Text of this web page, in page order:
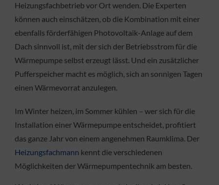
Heizungsfachbetrieb vor Ort wenden. Die Experten
können auch einschätzen, ob die Kombination mit einer
ebenfalls förderfähigen Photovoltaik-Anlage auf dem
Dach sinnvoll ist, mit der sich der Betriebsstrom für die
Wärmepumpe selbst erzeugt lässt. Und ein zusätzlicher
Pufferspeicher macht es möglich, sich an sonnigen Tagen
einen Wärmevorrat anzulegen.
Im Winter heizen, im Sommer kühlen – wer sich für die
Installation einer Wärmepumpe entscheidet, profitiert
das ganze Jahr von einem angenehmen Raumklima. Der
Heizungsfachmann kennt die verschiedenen
Möglichkeiten der Wärmepumpentechnik am besten.